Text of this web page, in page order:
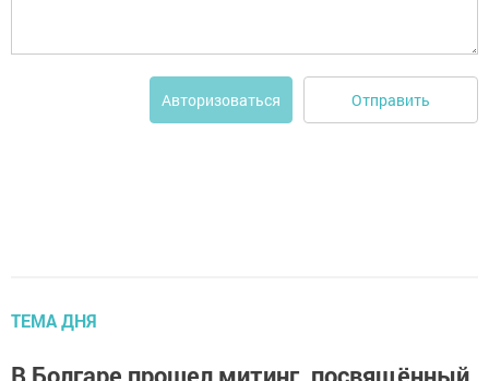
Авторизоваться Отправить
ТЕМА ДНЯ